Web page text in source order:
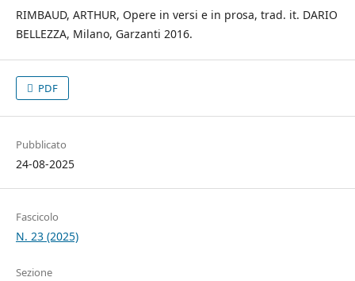
RIMBAUD, ARTHUR, Opere in versi e in prosa, trad. it. DARIO
BELLEZZA, Milano, Garzanti 2016.
PDF
Pubblicato
24-08-2025
Fascicolo
N. 23 (2025)
Sezione